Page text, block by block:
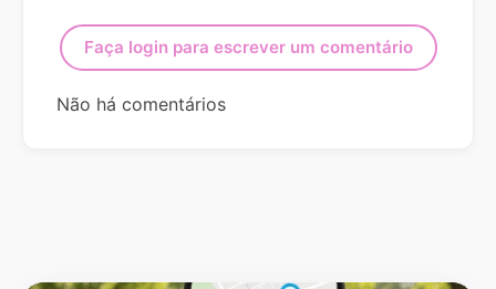
Faça login para escrever um comentário
Não há comentários